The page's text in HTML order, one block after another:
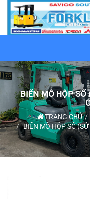
BIẾN MÔ HỘP SỐ
TRANG CHỦ
BIẾN MÔ HỘP SỐ